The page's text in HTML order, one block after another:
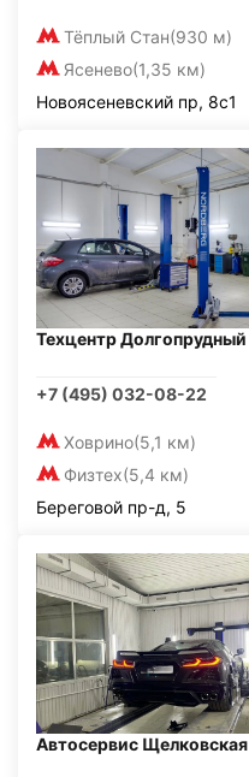
Тёплый Стан(930 м)
Ясенево(1,35 км)
Новоясеневский пр, 8с1
Техцентр Долгопрудный
+7 (495) 032-08-22
Ховрино(5,1 км)
Физтех(5,4 км)
Береговой пр-д, 5
Автосервис Щелковская